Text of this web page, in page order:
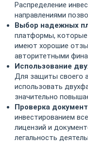
Распределение
направлениями
Выбор надежных
платформы, которые
имеют хорошие
авторитетными
Использование
Для защиты своего
использовать
значительно
Проверка
инвестированием
лицензий и
легальность